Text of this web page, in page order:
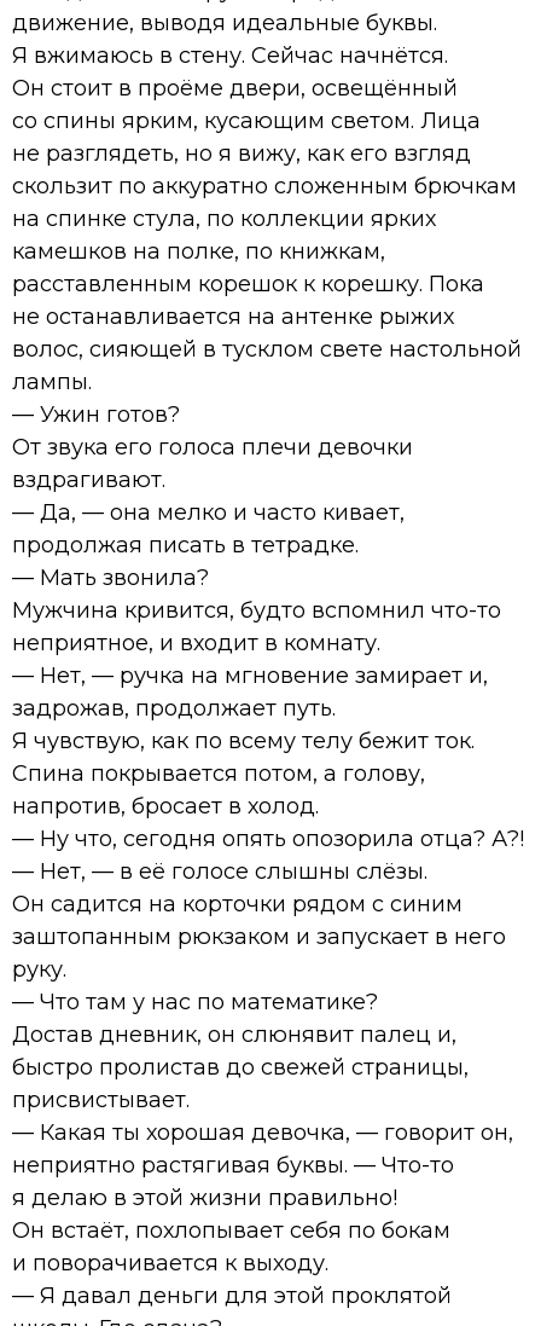
движение, выводя идеальные буквы.
Я вжимаюсь в стену. Сейчас начнётся.
Он стоит в проёме двери, освещённый
со спины ярким, кусающим светом. Лица
не разглядеть, но я вижу, как его взгляд
скользит по аккуратно сложенным брючкам
на спинке стула, по коллекции ярких
камешков на полке, по книжкам,
расставленным корешок к корешку. Пока
не останавливается на антенке рыжих
волос, сияющей в тусклом свете настольной
лампы.
— Ужин готов?
От звука его голоса плечи девочки
вздрагивают.
— Да, — она мелко и часто кивает,
продолжая писать в тетрадке.
— Мать звонила?
Мужчина кривится, будто вспомнил что-то
неприятное, и входит в комнату.
— Нет, — ручка на мгновение замирает и,
задрожав, продолжает путь.
Я чувствую, как по всему телу бежит ток.
Спина покрывается потом, а голову,
напротив, бросает в холод.
— Ну что, сегодня опять опозорила отца? А?!
— Нет, — в её голосе слышны слёзы.
Он садится на корточки рядом с синим
заштопанным рюкзаком и запускает в него
руку.
— Что там у нас по математике?
Достав дневник, он слюнявит палец и,
быстро пролистав до свежей страницы,
присвистывает.
— Какая ты хорошая девочка, — говорит он,
неприятно растягивая буквы. — Что-то
я делаю в этой жизни правильно!
Он встаёт, похлопывает себя по бокам
и поворачивается к выходу.
— Я давал деньги для этой проклятой